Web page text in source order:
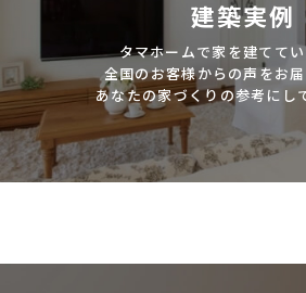
建築実例
タマホームで家を建てて
全国のお客様からの声をお
あなたの家づくりの参考にし